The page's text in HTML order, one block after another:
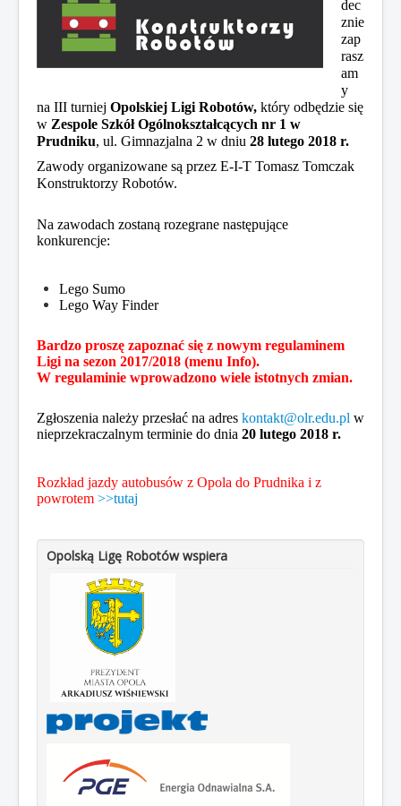
dec
znie
zap
rasz
am
y
na III turniej Opolskiej Ligi Robotów, który odbędzie się
w Zespole Szkół Ogólnokształcących nr 1 w
Prudniku, ul. Gimnazjalna 2 w dniu 28 lutego 2018 r.
Zawody organizowane są przez E-I-T Tomasz Tomczak
Konstruktorzy Robotów.
Na zawodach zostaną rozegrane następujące
konkurencje:
Lego Sumo
Lego Way Finder
Bardzo proszę zapoznać się z nowym regulaminem
Ligi na sezon 2017/2018 (menu Info).
W regulaminie wprowadzono wiele istotnych zmian.
Zgłoszenia należy przesłać na adres kontakt@olr.edu.pl w
nieprzekraczalnym terminie do dnia 20 lutego 2018 r.
Rozkład jazdy autobusów z Opola do Prudnika i z
powrotem >>tutaj
Opolską Ligę Robotów wspiera